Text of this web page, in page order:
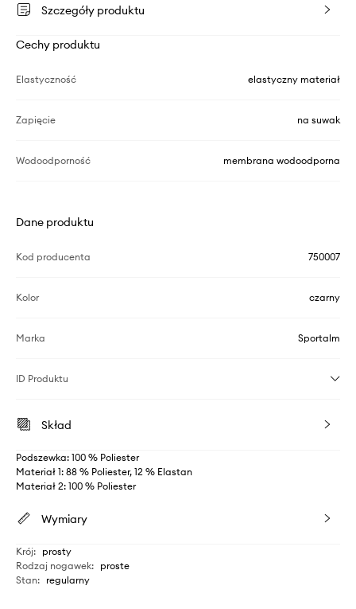
Szczegóły produktu
Cechy produktu
Elastyczność elastyczny materiał
Zapięcie na suwak
Wodoodporność membrana wodoodporna
Dane produktu
Kod producenta 750007
Kolor czarny
Marka Sportalm
ID Produktu
Skład
Podszewka: 100 % Poliester
Materiał 1: 88 % Poliester, 12 % Elastan
Materiał 2: 100 % Poliester
Wymiary
Krój: prosty
Rodzaj nogawek: proste
Stan: regularny